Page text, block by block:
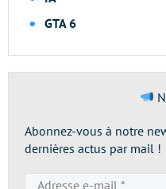
GTA 6
Abonnez-vous à notre
dernières actus par mail !